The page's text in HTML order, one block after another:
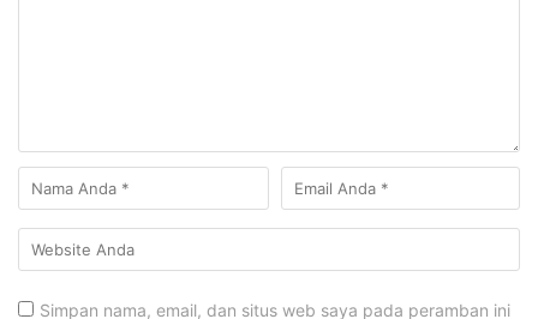
Simpan nama, email, dan situs web saya pada peramban ini